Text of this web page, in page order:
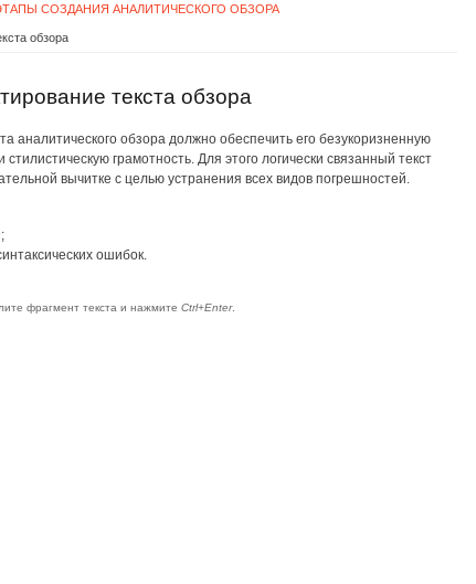
СОЗДАНИЯ АНАЛИТИЧЕСКОГО ОБЗОРА
обзора
текста обзора
аналитического обзора должно обеспечить его безукоризненную
грамотность. Для этого логически связанный текст
вычитке с целью устранения всех видов погрешностей.
ошибок.
фрагмент текста и нажмите Ctrl+Enter.